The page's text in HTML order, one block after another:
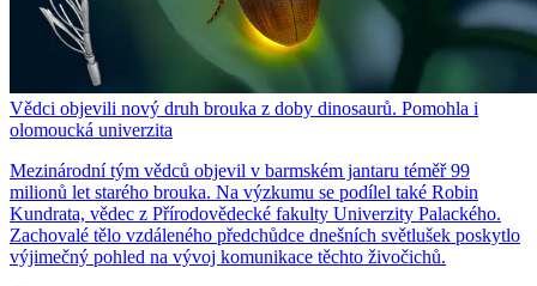
Vědci objevili nový druh brouka z doby dinosaurů. Pomohla i
olomoucká univerzita
Mezinárodní tým vědců objevil v barmském jantaru téměř 99
milionů let starého brouka. Na výzkumu se podílel také Robin
Kundrata, vědec z Přírodovědecké fakulty Univerzity Palackého.
Zachovalé tělo vzdáleného předchůdce dnešních světlušek poskytlo
výjimečný pohled na vývoj komunikace těchto živočichů.